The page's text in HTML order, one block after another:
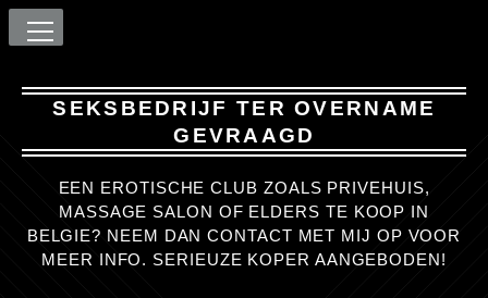
SEKSBEDRIJF TER OVERNAME
GEVRAAGD
EEN EROTISCHE CLUB ZOALS PRIVEHUIS,
MASSAGE SALON OF ELDERS TE KOOP IN
BELGIE? NEEM DAN CONTACT MET MIJ OP VOOR
MEER INFO. SERIEUZE KOPER AANGEBODEN!